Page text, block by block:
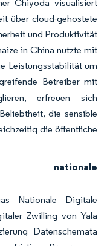
Chiyoda visualisiert
über cloud-gehostete
und Produktivität
in China nutzte mit
Leistungsstabilität um
Betreiber mit
erfreuen sich
die sensible
die öffentliche
nationale
Nationale Digitale
Zwilling von Yala
Datenschemata